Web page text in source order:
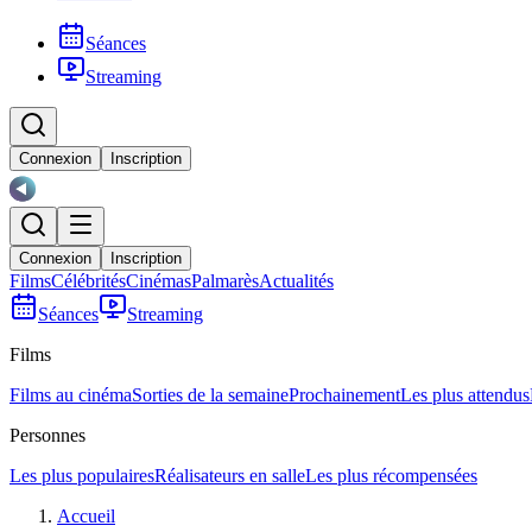
Séances
Streaming
Connexion Inscription
Connexion Inscription
FilmsCélébritésCinémasPalmarèsActualités
Séances
Streaming
Films
Films au cinémaSorties de la semaineProchainementLes plus attendus
Personnes
Les plus populairesRéalisateurs en salleLes plus récompensées
Accueil